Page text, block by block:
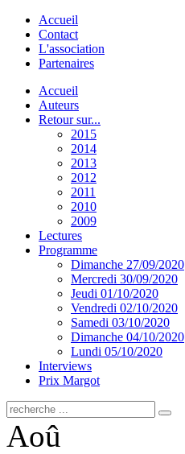
Accueil
Contact
L'association
Partenaires
Accueil
Auteurs
Retour sur...
2015
2014
2013
2012
2011
2010
2009
Lectures
Programme
Dimanche 27/09/2020
Mercredi 30/09/2020
Jeudi 01/10/2020
Vendredi 02/10/2020
Samedi 03/10/2020
Dimanche 04/10/2020
Lundi 05/10/2020
Interviews
Prix Margot
Aoû